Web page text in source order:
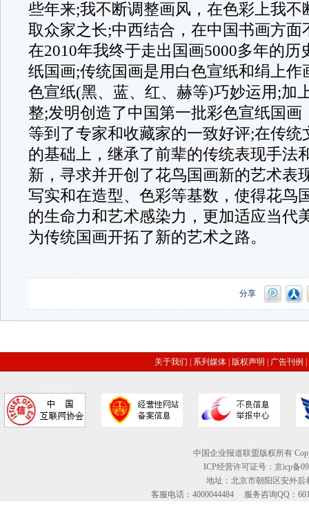
些年来;我不断调整画风，在色彩上我不
取众家之长;中西结合，在中国书画方面
在2010年我终于走出国画5000多年的历
纸国画;传统国画是用白色宣纸和绢上作
色宣纸(黑、蓝、红、赫等)巧妙运用;加
整;发明创造了中国第一批彩色宣纸国画
等到了专家和收藏家的一致好评;在传统
的基础上，继承了前辈的传统表现手法
新，寻求并开创了花鸟国画新的艺术表
写实和在造型、色彩等基数，使得花鸟
的生命力和艺术感染力，更加适应当代
为传统国画开拓了新的艺术之路。
分享
关于我们 系列媒体 版权声明 广告刊例
中国企业报道联盟版权所有
ICP经营许可证号：京icp备
地址：北京市朝阳区安外后
客服电话：4000044484 服务咨询QQ：